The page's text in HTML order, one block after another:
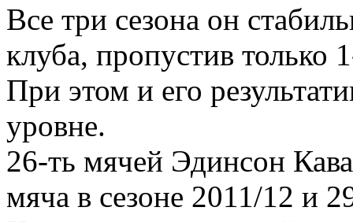
Все три сезона он
клуба, пропустив только
При этом и его
уровне.
26-ть мячей Эдинсон
мяча в сезоне 2011/12 и